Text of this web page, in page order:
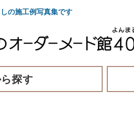
施工例写真集です
探す